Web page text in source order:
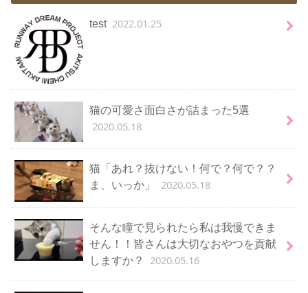
test 2022.01.25
猫の可愛さ面白さが詰まった5選
2020.05.18
猫「あれ？抜けない！何で？何で？？
ま、いっか」
2020.05.18
そんな瞳で見られたら私は我慢できま
せん！！皆さんは大切なおやつを貢献
しますか？
2020.05.16